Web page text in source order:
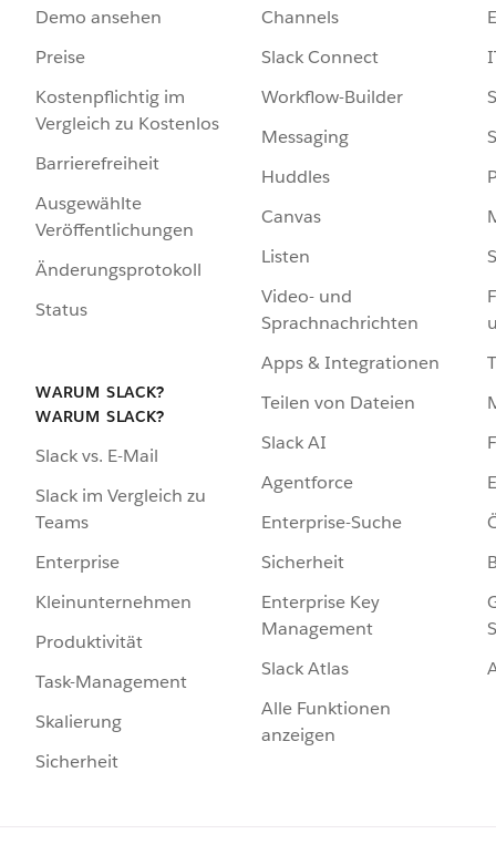
Demo ansehen
Preise
Kostenpflichtig im
Vergleich zu Kostenlos
Barrierefreiheit
Ausgewählte
Veröffentlichungen
Änderungsprotokoll
Status
WARUM SLACK?
WARUM SLACK?
Slack vs. E-Mail
Slack im Vergleich zu
Teams
Enterprise
Kleinunternehmen
Produktivität
Task-Management
Skalierung
Sicherheit
Channels
Slack Connect
Workflow-Builder
Messaging
Huddles
Canvas
Listen
Video- und
Sprachnachrichten
Apps & Integrationen
Teilen von Dateien
Slack AI
Agentforce
Enterprise-Suche
Sicherheit
Enterprise Key
Management
Slack Atlas
Alle Funktionen
anzeigen